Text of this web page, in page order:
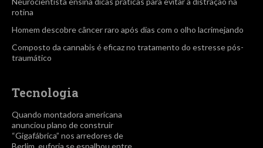
rotina
Homem descobre câncer raro após dias com o olho lacrimejando
Composto da cannabis é eficaz no tratamento do estresse pós-
traumático
Tecnologia
Quando montadora americana
anunciou plano de construir
“Gigafábrica” nos arredores de